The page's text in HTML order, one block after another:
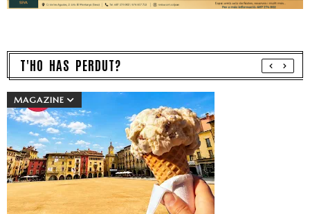
T'HO HAS PERDUT?
MAGAZINE